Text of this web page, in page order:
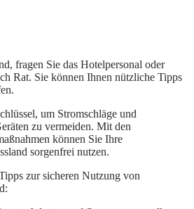
fragen Sie das Hotelpersonal oder
Rat. Sie können Ihnen nützliche Tipps
um Stromschläge und
zu vermeiden. Mit den
können Sie Ihre
sorgenfrei nutzen.
zur sicheren Nutzung von